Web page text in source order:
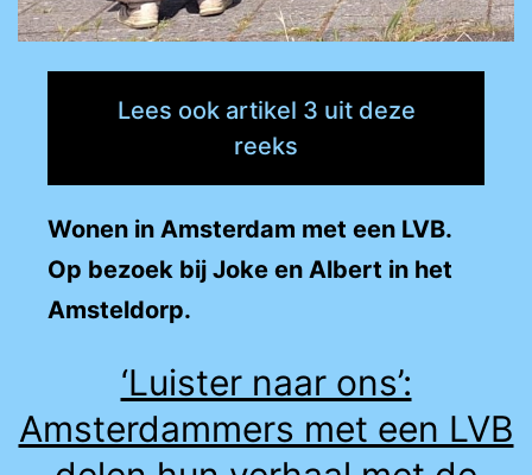
Lees ook artikel 3 uit deze
reeks
Wonen in Amsterdam met een LVB.
Op bezoek bij Joke en Albert in het
Amsteldorp.
‘Luister naar ons’:
Amsterdammers met een LVB